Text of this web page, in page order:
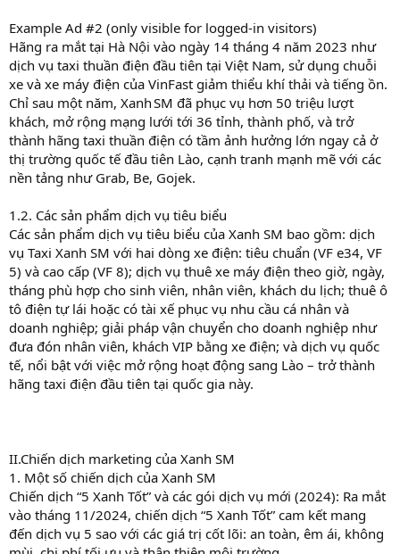
Example Ad #2 (only visible for logged-in visitors)
Hãng ra mắt tại Hà Nội vào ngày 14 tháng 4 năm 2023 như
dịch vụ taxi thuần điện đầu tiên tại Việt Nam, sử dụng chuỗi
xe và xe máy điện của VinFast giảm thiểu khí thải và tiếng ồn.
Chỉ sau một năm, Xanh SM đã phục vụ hơn 50 triệu lượt
khách, mở rộng mạng lưới tới 36 tỉnh, thành phố, và trở
thành hãng taxi thuần điện có tầm ảnh hưởng lớn ngay cả ở
thị trường quốc tế đầu tiên Lào, cạnh tranh mạnh mẽ với các
nền tảng như Grab, Be, Gojek.
1.2. Các sản phẩm dịch vụ tiêu biểu
Các sản phẩm dịch vụ tiêu biểu của Xanh SM bao gồm: dịch
vụ Taxi Xanh SM với hai dòng xe điện: tiêu chuẩn (VF e34, VF
5) và cao cấp (VF 8); dịch vụ thuê xe máy điện theo giờ, ngày,
tháng phù hợp cho sinh viên, nhân viên, khách du lịch; thuê ô
tô điện tự lái hoặc có tài xế phục vụ nhu cầu cá nhân và
doanh nghiệp; giải pháp vận chuyển cho doanh nghiệp như
đưa đón nhân viên, khách VIP bằng xe điện; và dịch vụ quốc
tế, nổi bật với việc mở rộng hoạt động sang Lào – trở thành
hãng taxi điện đầu tiên tại quốc gia này.
II.Chiến dịch marketing của Xanh SM
1. Một số chiến dịch của Xanh SM
Chiến dịch “5 Xanh Tốt” và các gói dịch vụ mới (2024): Ra mắt
vào tháng 11/2024, chiến dịch “5 Xanh Tốt” cam kết mang
đến dịch vụ 5 sao với các giá trị cốt lõi: an toàn, êm ái, không